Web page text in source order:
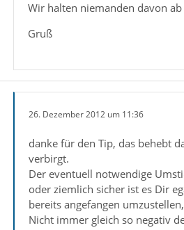
Wir halten niemanden davon
Gruß
26. Dezember 2012 um 11:36
danke für den Tip, das behebt
verbirgt.
Der eventuell notwendige
oder ziemlich sicher ist es Dir
bereits angefangen
Nicht immer gleich so negativ